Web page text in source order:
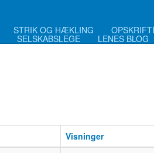
STRIK OG HÆKLING
SELSKABSLEGE LENES BLOG
Visninger